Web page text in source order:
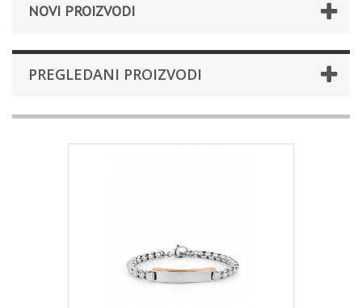
NOVI PROIZVODI
PREGLEDANI PROIZVODI